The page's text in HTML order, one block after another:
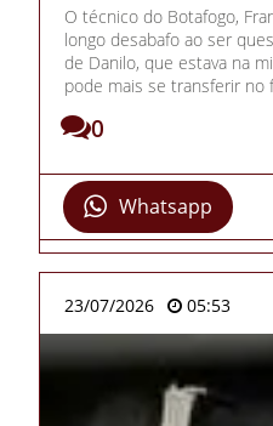
O técnico do Botafogo,
longo desabafo ao ser
de Danilo, que estava na
pode mais se transferir no
0
Whatsapp
23/07/2026 05:53